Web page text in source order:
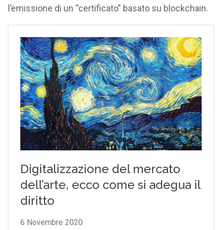
l’emissione di un “certificato” basato su blockchain.